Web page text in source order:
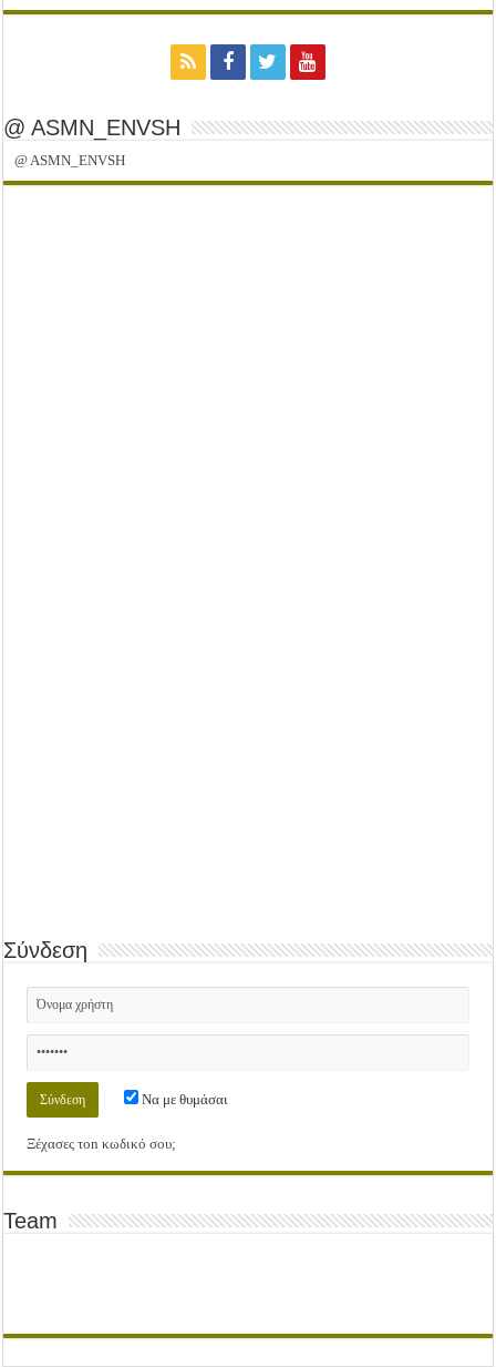
@ ASMN_ENVSH
@ ASMN_ENVSH
Σύνδεση
Να με θυμάσαι
Ξέχασες τοn κωδικό σου;
Team